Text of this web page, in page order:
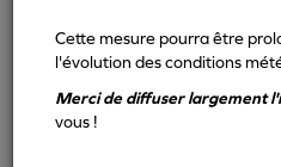
Cette mesure pourra être
l'évolution des conditions
Merci de diffuser largement
vous !
Arc-